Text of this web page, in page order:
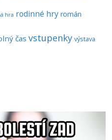
hra rodinné hry román
čas vstupenky výstava